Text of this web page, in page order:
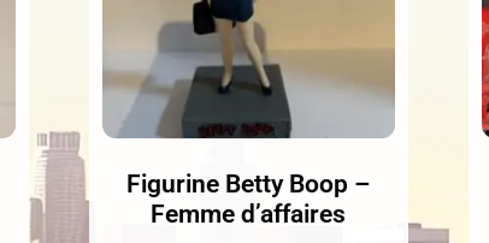
Figurine Betty Boop –
Femme d’affaires